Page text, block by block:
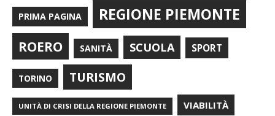
PRIMA PAGINA REGIONE PIEMONTE
ROERO SANITÀ SCUOLA SPORT
TORINO TURISMO
UNITÀ DI CRISI DELLA REGIONE PIEMONTE VIABILITÀ